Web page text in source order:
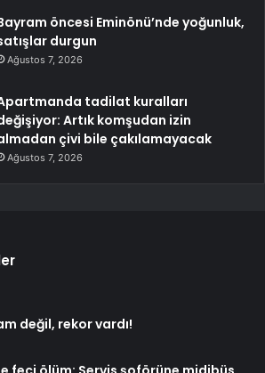
öncesi Eminönü’nde yoğunluk,
durgun
Ağustos 7, 2026
tadilat kuralları
Artık komşudan izin
çivi bile çakılamayacak
Ağustos 7, 2026
değil, rekor vardı!